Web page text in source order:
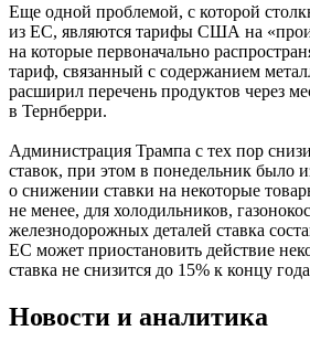
Еще одной проблемой, с которой
из ЕС, являются тарифы США на
на которые первоначально
тариф, связанный с содержанием
расширил перечень продуктов через
в Тернберри.
Администрация Трампа с тех пор
ставок, при этом в понедельник было
о снижении ставки на некоторые
не менее, для холодильников,
железнодорожных деталей ставка
ЕС может приостановить действие
ставка не снизится до 15% к концу
Новости и аналитика